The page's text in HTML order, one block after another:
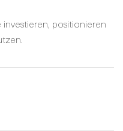
positionieren